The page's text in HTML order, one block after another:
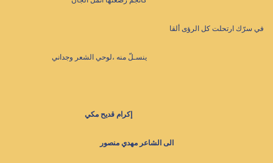
في سرّك ارتحلت كل الرؤى ألقا
ينسـلّ منه ،لوحي الشعر وجداني
إكرام قديح مكي
الى الشاعر مهدي منصور